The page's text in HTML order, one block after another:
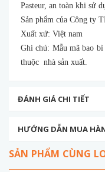
Pasteur, an toàn khi sử
Sản phẩm của Công ty
Xuất xứ: Việt nam
Ghi chú: Mẫu mã bao
thuộc nhà sản xuất.
ĐÁNH GIÁ CHI TIẾT
HƯỚNG DẪN MUA
SẢN PHẨM CÙNG